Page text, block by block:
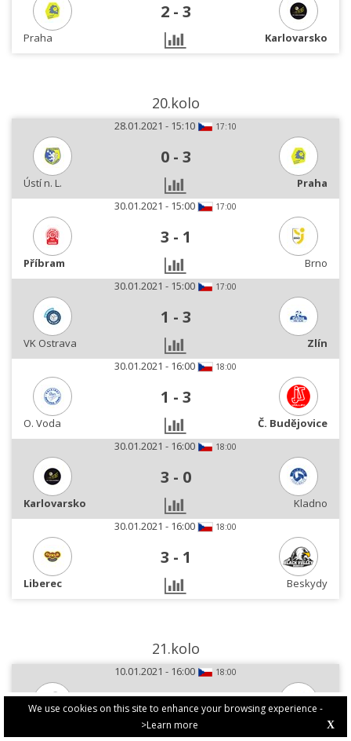
We use cookies on this site to enhance your browsing experience -
>Learn more
X
2 - 3
Praha Karlovarsko
20.kolo
28.01.2021 - 15:10 17:10
0 - 3
Ústí n. L.
Praha
30.01.2021 - 15:00
17:00
3 - 1
Příbram
Brno
30.01.2021 - 15:00
17:00
1 - 3
VK Ostrava
Zlín
30.01.2021 - 16:00
18:00
1 - 3
O. Voda
Č. Budějovice
30.01.2021 - 16:00
18:00
3 - 0
Karlovarsko
Kladno
30.01.2021 - 16:00
18:00
3 - 1
Liberec Beskydy
21.kolo
10.01.2021 - 16:00 18:00
0-3
Karlovarsko